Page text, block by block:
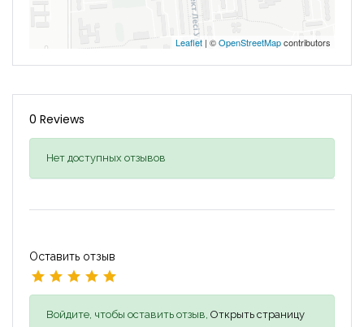
Leaflet | ©OpenStreetMapcontributors
0 Reviews
Нет доступных отзывов
Оставить отзыв
Войдите, чтобы оставить отзыв, Открыть страницу